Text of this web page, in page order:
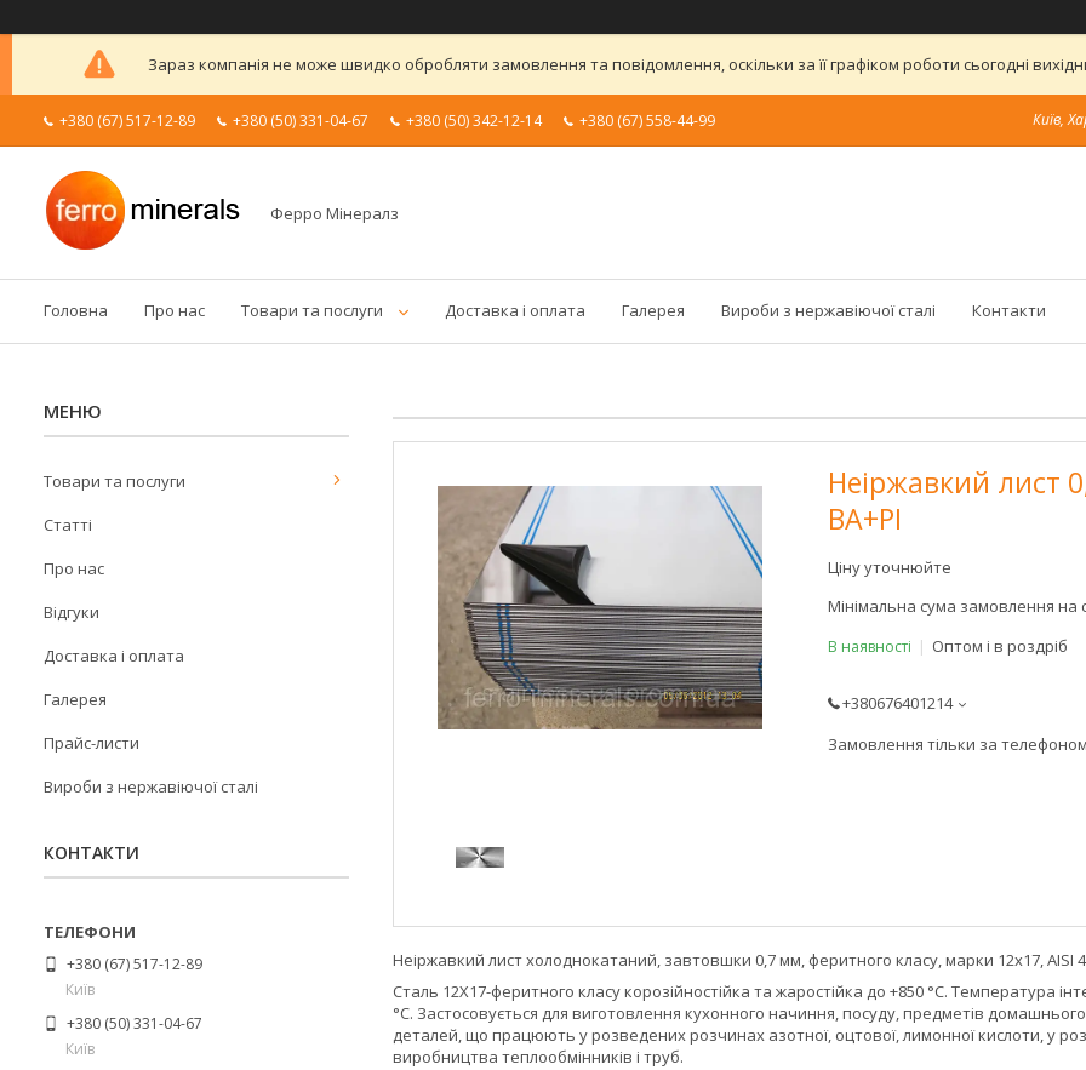
Зараз компанія не може швидко обробляти замовлення та повідомлення, оскільки за її графіком роботи сьогодні
+380 (67) 517-12-89 +380 (50) 331-04-67 +380 (50) 342-12-14 +380 (67) 558-44-99 Київ,
Ферро Мінералз
Головна Про нас Товари та послуги Доставка і оплата Галерея Вироби з нержавіючої сталі Контакти
Неіржавкий лист
BA+PI
Ціну уточнюйте
Мінімальна сума замовлення на
В наявності Оптом і в роздріб
+380676401214
Замовлення тільки за телефоном
Неіржавкий лист холоднокатаний, завтовшки 0,7 мм, феритного класу, марки 12х17, AISI
Сталь 12Х17-феритного класу корозійностійка та жаростійка до +850 °C. Температура
°C. Застосовується для виготовлення кухонного начиння, посуду, предметів
деталей, що працюють у розведених розчинах азотної, оцтової, лимонної кислоти, у
виробництва теплообмінників і труб.
Товари та послуги
Статті
Про нас
Відгуки
Доставка і оплата
Галерея
Прайс-листи
Вироби з нержавіючої сталі
КОНТАКТИ
+380 (67) 517-12-89
Київ
+380 (50) 331-04-67
Київ